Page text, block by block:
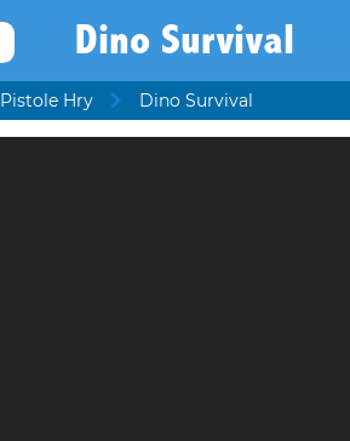
Dino Survival
Pistole Hry Dino Survival